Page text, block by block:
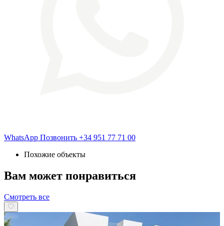
WhatsApp Позвонить +34 951 77 71 00
Похожие объекты
Вам может понравиться
Смотреть все